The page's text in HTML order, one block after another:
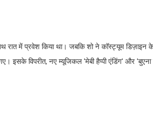
में प्रवेश किया था। जबकि शो ने कॉस्ट्यूम डिज़ाइन
इसके विपरीत, नए म्यूजिकल 'मेबी हैप्पी एंडिंग' और